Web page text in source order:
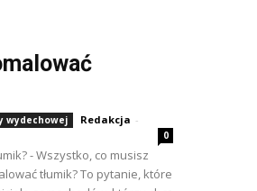
wydechowej Redakcja -
0
- Wszystko, co musisz
tłumik? To pytanie, które